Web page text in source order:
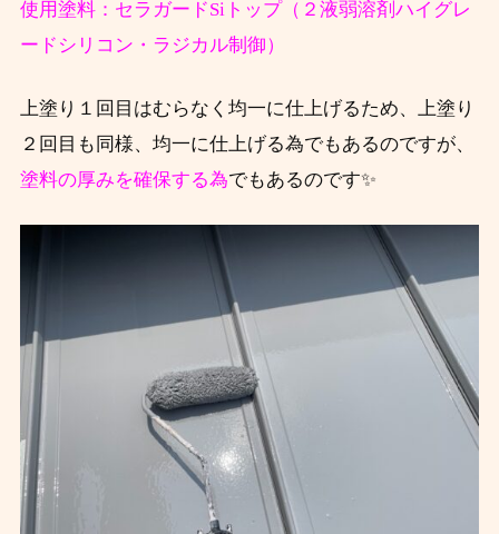
使用塗料：セラガードSiトップ（２液弱溶剤ハイグレ
ードシリコン・ラジカル制御）
上塗り１回目はむらなく均一に仕上げるため、上塗り
２回目も同様、均一に仕上げる為でもあるのですが、
塗料の厚みを確保する為でもあるのです✨